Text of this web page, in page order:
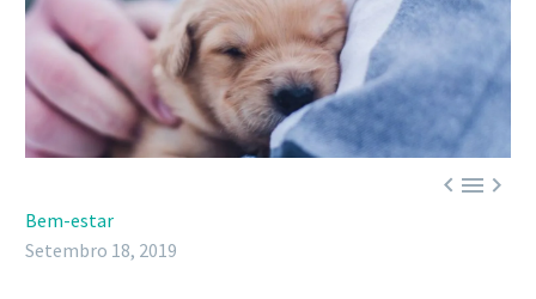

Bem-estar
Setembro 18, 2019